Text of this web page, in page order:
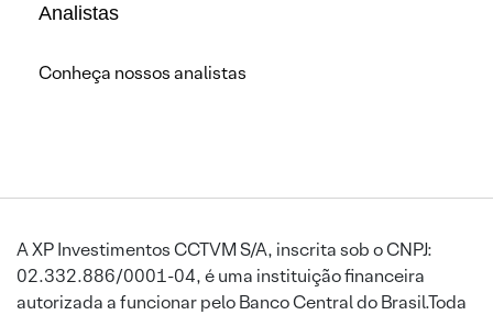
Analistas
Conheça nossos analistas
A XP Investimentos CCTVM S/A, inscrita sob o CNPJ:
02.332.886/0001-04, é uma instituição financeira
autorizada a funcionar pelo Banco Central do Brasil.Toda